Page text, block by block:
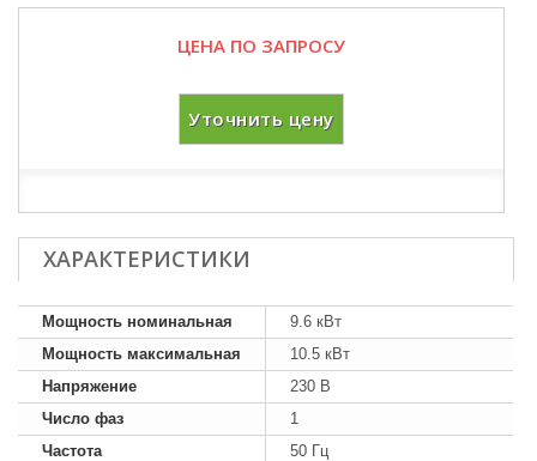
ЦЕНА ПО ЗАПРОСУ
Уточнить цену
ХАРАКТЕРИСТИКИ
Мощность номинальная
9.6 кВт
Мощность максимальная
10.5 кВт
Напряжение
230 В
Число фаз
1
Частота
50 Гц